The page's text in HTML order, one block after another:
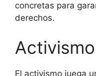
concretas para
derechos.
El activismo juega